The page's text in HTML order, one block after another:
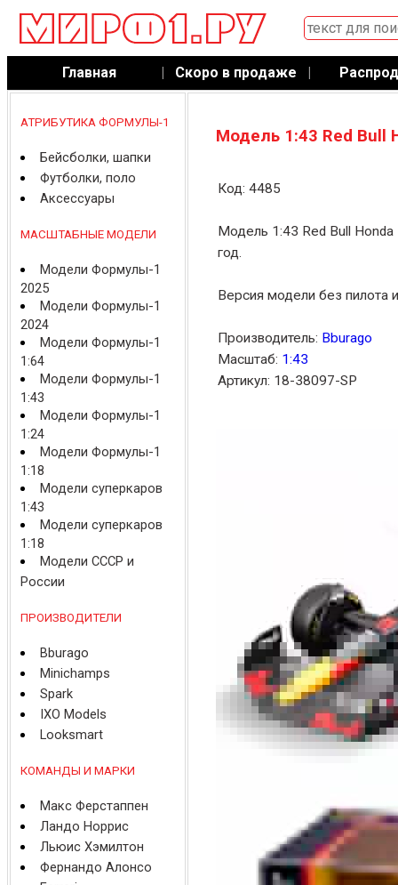
Главная | Скоро в продаже |
АТРИБУТИКА ФОРМУЛЫ-1
Бейсболки, шапки
Футболки, поло
Аксессуары
МАСШТАБНЫЕ МОДЕЛИ
Модели Формулы-1
2025
Модели Формулы-1
2024
Модели Формулы-1
1:64
Модели Формулы-1
1:43
Модели Формулы-1
1:24
Модели Формулы-1
1:18
Модели суперкаров
1:43
Модели суперкаров
1:18
Модели СССР и
России
ПРОИЗВОДИТЕЛИ
Bburago
Minichamps
Spark
IXO Models
Looksmart
КОМАНДЫ И МАРКИ
Макс Ферстаппен
Ландо Норрис
Льюис Хэмилтон
Фернандо Алонсо
Модель 1:43 Red Bull
Код: 4485
Модель 1:43 Red Bull
год.
Версия модели без пилота
Производитель: Bburago
Масштаб: 1:43
Артикул: 18-38097-SP